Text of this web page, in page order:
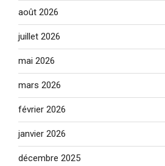
août 2026
juillet 2026
mai 2026
mars 2026
février 2026
janvier 2026
décembre 2025